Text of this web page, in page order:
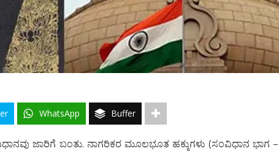
WhatsApp Buffer
ಜಾರಿಗೆ ಬಂತು. ನಾಗರಿಕರ ಮೂಲಭೂತ ಹಕ್ಕುಗಳು (ಸಂವಿಧಾನ ಭಾಗ –